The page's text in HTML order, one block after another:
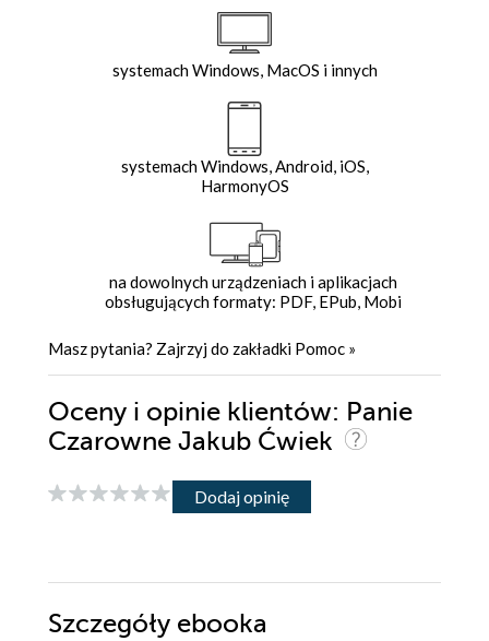
systemach Windows, MacOS i innych
systemach Windows, Android, iOS,
HarmonyOS
na dowolnych urządzeniach i aplikacjach
obsługujących formaty: PDF, EPub, Mobi
Masz pytania? Zajrzyj do zakładki Pomoc »
Oceny i opinie klientów: Panie
Czarowne Jakub Ćwiek
Dodaj opinię
Szczegóły ebooka